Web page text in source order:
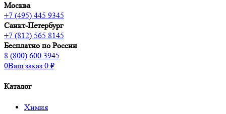
Москва
+7 (495) 445 9345
Санкт-Петербург
+7 (812) 565 8145
Бесплатно по России
8 (800) 600 3945
0Ваш заказ:0 ₽
Каталог
Химия